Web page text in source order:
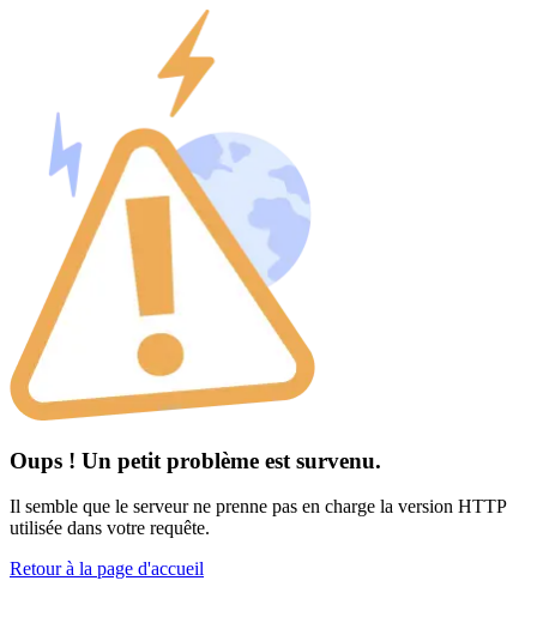
Oups ! Un petit problème est survenu.
Il semble que le serveur ne prenne pas en charge la version HTTP
utilisée dans votre requête.
Retour à la page d'accueil